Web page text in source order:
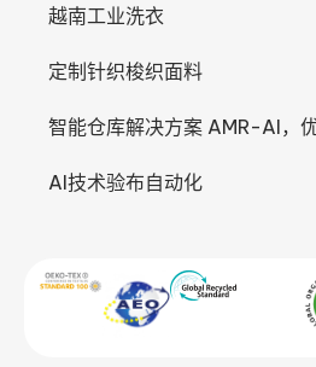
越南工业洗衣
定制针织梭织面料
智能仓库解决方案 AMR-AI，
AI技术验布自动化